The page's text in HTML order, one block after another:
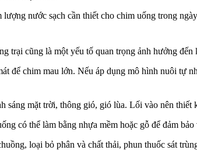
lượng nước sạch cần thiết cho chim uống trong
trại cũng là một yếu tố quan trọng ảnh hưởng đến
để chim mau lớn. Nếu áp dụng mô hình nuôi tự
sáng mặt trời, thông gió, gió lùa. Lối vào nên
có thể làm bằng nhựa mềm hoặc gỗ để đảm bảo
loại bỏ phân và chất thải, phun thuốc sát